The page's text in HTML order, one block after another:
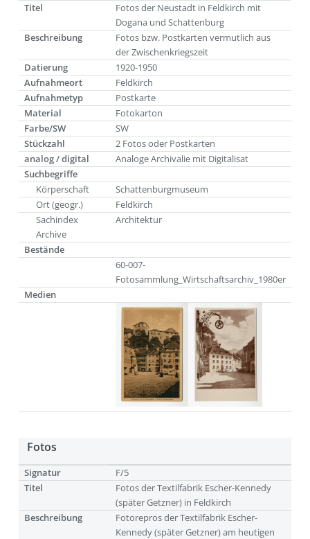
Titel
Fotos der Neustadt in Feldkirch mit
Dogana und Schattenburg
Beschreibung
Fotos bzw. Postkarten vermutlich aus
der Zwischenkriegszeit
Datierung
1920-1950
Aufnahmeort
Feldkirch
Aufnahmetyp
Postkarte
Material
Fotokarton
Farbe/SW
SW
Stückzahl
2 Fotos oder Postkarten
analog / digital
Analoge Archivalie mit Digitalisat
Suchbegriffe
Körperschaft
Schattenburgmuseum
Ort (geogr.)
Feldkirch
Sachindex
Archive
Architektur
Bestände
60-007-
Fotosammlung_Wirtschaftsarchiv_1980er
Medien
Fotos
Signatur
F/5
Titel
Fotos der Textilfabrik Escher-Kennedy
(später Getzner) in Feldkirch
Beschreibung
Fotorepros der Textilfabrik Escher-
Kennedy (später Getzner) am heutigen